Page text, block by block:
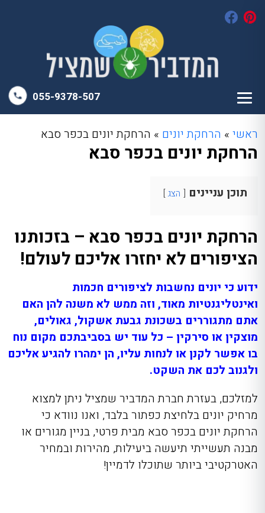
055-9378-507
ראשי » הרחקת יונים » הרחקת יונים בכפר סבא
הרחקת יונים בכפר סבא
תוכן עניינים הצג
הרחקת יונים בכפר סבא – בזכותנו
הציפורים לא יחזרו אליכם לעולם!
ידוע כי יונים נחשבות לציפורים חכמות
ואינטליגנטיות מאוד, וזה ממש לא משנה להן האם
אתם מתגוררים בשכונת גבעת אשקול, גאולים,
מוצקין או סירקין – כל עוד יש בסביבתכם מקום נוח
בו אפשר לקנן או לנחות עליו, הן ימהרו להגיע אליכם
ולגנוב לכם את השקט.
למזלכם, בעזרת חברת המדביר שמציל ניתן למצוא
מרחיק יונים בלחיצת כפתור בלבד, ואנו נוודא כי
הרחקת יונים בכפר סבא מבית פרטי, בניין מגורים או
מבנה תעשייתי תיעשה ביעילות, מהירות ובמחיר
האטרקטיבי ביותר שתוכלו לדמיין!